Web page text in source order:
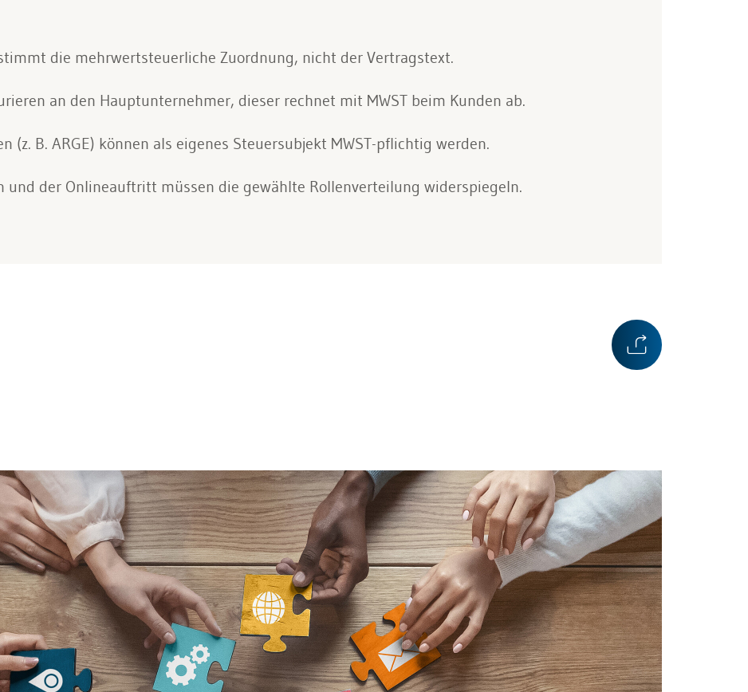
die mehrwertsteuerliche Zuordnung, nicht der Vertragstext.
an den Hauptunternehmer, dieser rechnet mit MWST beim Kunden ab.
(z. B. ARGE) können als eigenes Steuersubjekt MWST-pflichtig werden.
und der Onlineauftritt müssen die gewählte Rollenverteilung widerspiegeln.